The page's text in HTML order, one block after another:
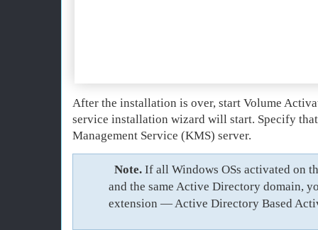
After the installation is over, start Volume
service installation wizard will start. Specify
Management Service (KMS) server.
Note. If all Windows OSs activated on
and the same Active Directory domain,
extension — Active Directory Based